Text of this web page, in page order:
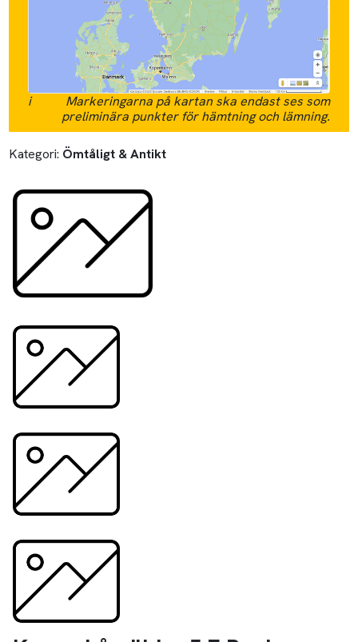
i
Markeringarna på kartan ska endast ses som
preliminära punkter för hämtning och lämning.
Kategori: Ömtåligt & Antikt